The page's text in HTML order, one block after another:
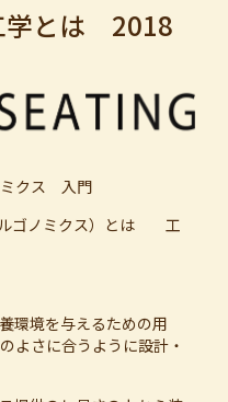
学とは 2018
ミクス 入門
ルゴノミクス）とは 工
環境を与えるための用
よさに合うように設計・